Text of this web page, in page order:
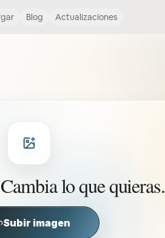
Blog Actualizaciones
lo que quieras.
Subir imagen